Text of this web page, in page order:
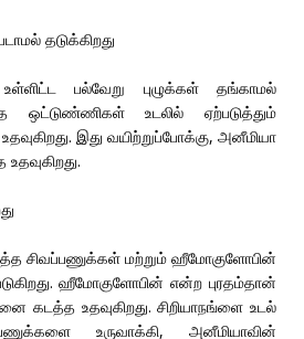
தடுக்கிறது
உள்ளிட்ட பல்வேறு புழுக்கள் தங்காமல்
ஒட்டுண்ணிகள் உடலில் ஏற்படுத்தும்
இது வயிற்றுப்போக்கு, அனீமியா
சிவப்பணுக்கள் மற்றும் ஹீமோகுளோபின்
ஹீமோகுளோபின் என்ற புரதம்தான்
கடத்த உதவுகிறது. சிறியாநங்ளை உடல்
உருவாக்கி, அனீமியாவின்